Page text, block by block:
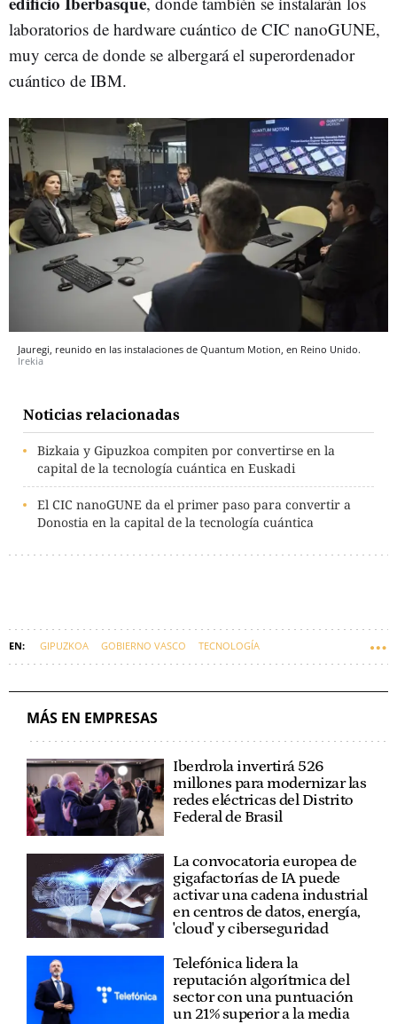
laboratorios de hardware cuántico de CIC nanoGUNE,
muy cerca de donde se albergará el superordenador
cuántico de IBM.
Jauregi, reunido en las instalaciones de Quantum Motion, en Reino Unido.
Irekia
Noticias relacionadas
Bizkaia y Gipuzkoa compiten por convertirse en la
capital de la tecnología cuántica en Euskadi
El CIC nanoGUNE da el primer paso para convertir a
Donostia en la capital de la tecnología cuántica
GIPUZKOA GOBIERNO VASCO TECNOLOGÍA
MÁS EN EMPRESAS
Iberdrola invertirá 526
millones para modernizar las
redes eléctricas del Distrito
Federal de Brasil
La convocatoria europea de
gigafactorías de IA puede
activar una cadena industrial
en centros de datos, energía,
'cloud' y ciberseguridad
Telefónica lidera la
reputación algorítmica del
sector con una puntuación
un 21% superior a la media